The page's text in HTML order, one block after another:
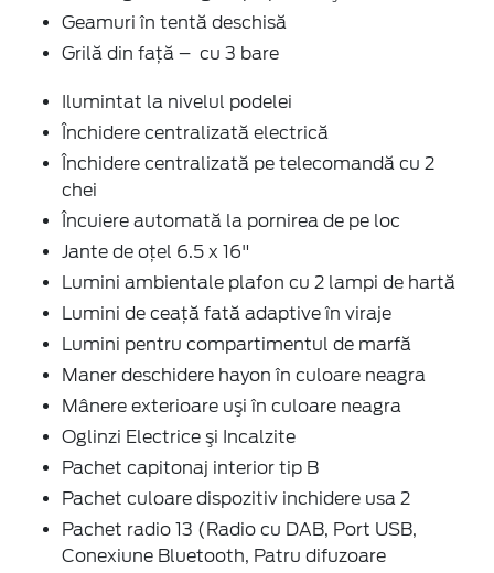
Geamuri în tentă deschisă
Grilă din față – cu 3 bare
Ilumintat la nivelul podelei
Închidere centralizată electrică
Închidere centralizată pe telecomandă cu 2
chei
Încuiere automată la pornirea de pe loc
Jante de oţel 6.5 x 16"
Lumini ambientale plafon cu 2 lampi de hartă
Lumini de ceață fată adaptive în viraje
Lumini pentru compartimentul de marfă
Maner deschidere hayon în culoare neagra
Mânere exterioare uşi în culoare neagra
Oglinzi Electrice şi Incalzite
Pachet capitonaj interior tip B
Pachet culoare dispozitiv inchidere usa 2
Pachet radio 13 (Radio cu DAB, Port USB,
Conexiune Bluetooth, Patru difuzoare